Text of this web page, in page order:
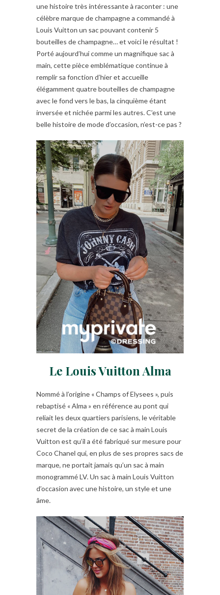
une histoire très intéressante à raconter : une
célèbre marque de champagne a commandé à
Louis Vuitton un sac pouvant contenir 5
bouteilles de champagne… et voici le résultat !
Porté aujourd’hui comme un magnifique sac à
main, cette pièce emblématique continue à
remplir sa fonction d’hier et accueille
élégamment quatre bouteilles de champagne
avec le fond vers le bas, la cinquième étant
inversée et nichée parmi les autres. C’est une
belle histoire de mode d’occasion, n’est-ce pas ?
Le Louis Vuitton Alma
Nommé à l’origine « Champs of Elysees », puis
rebaptisé « Alma » en référence au pont qui
reliait les deux quartiers parisiens, le véritable
secret de la création de ce sac à main Louis
Vuitton est qu’il a été fabriqué sur mesure pour
Coco Chanel qui, en plus de ses propres sacs de
marque, ne portait jamais qu’un sac à main
monogrammé LV. Un sac à main Louis Vuitton
d’occasion avec une histoire, un style et une
âme.